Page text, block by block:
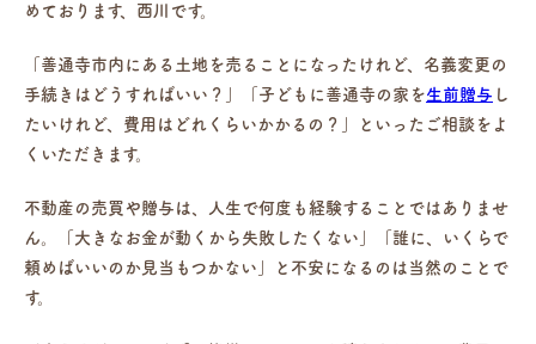
めております、西川です。
「善通寺市内にある土地を売ることになったけれど、名義変更の
手続きはどうすればいい？」「子どもに善通寺の家を生前贈与 し
たいけれど、費用はどれくらいかかるの？」といったご相談をよ
くいただきます。
不動産の売買や贈与は、人生で何度も経験することではありませ
ん。「大きなお金が動くから失敗したくない」「誰に、いくらで
頼めばいいのか見当もつかない」と不安になるのは当然のことで
す。